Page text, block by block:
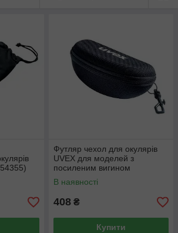
Футляр чехол для окулярів
UVEX для моделей з
посиленим вигином
(9954600)
В наявності
408 ₴
Купити